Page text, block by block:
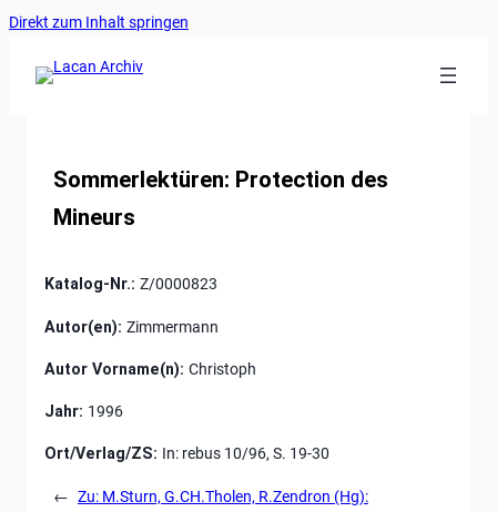
Direkt zum Inhalt springen
Sommerlektüren: Protection des
Mineurs
Katalog-Nr.: Z/0000823
Autor(en): Zimmermann
Autor Vorname(n): Christoph
Jahr: 1996
Ort/Verlag/ZS: In: rebus 10/96, S. 19-30
← Zu: M.Sturn, G.CH.Tholen, R.Zendron (Hg):